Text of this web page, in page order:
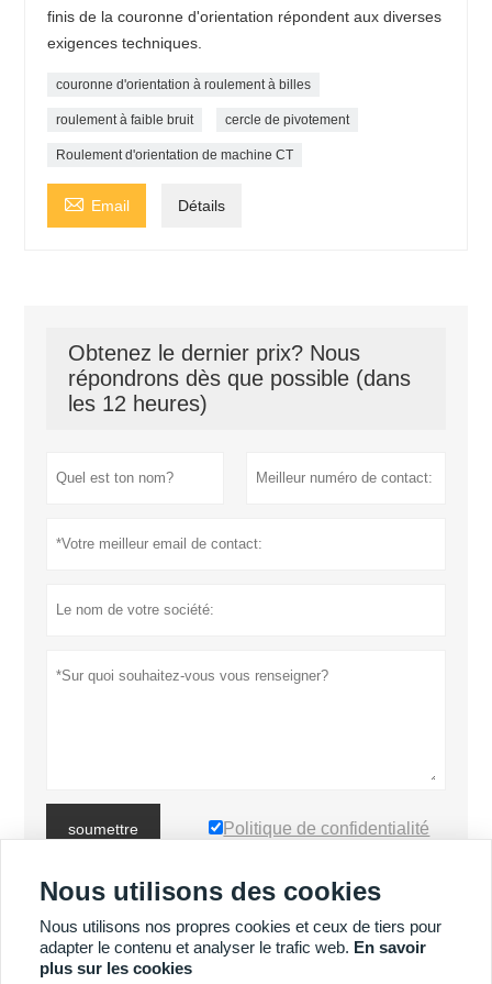
finis de la couronne d'orientation répondent aux diverses
exigences techniques.
couronne d'orientation à roulement à billes
roulement à faible bruit cercle de pivotement
Roulement d'orientation de machine CT
 Email Détails
Obtenez le dernier prix? Nous
répondrons dès que possible (dans
les 12 heures)
soumettre Politique de confidentialité
PLUS DE SERVICES
Nous utilisons des cookies
Nous utilisons nos propres cookies et ceux de tiers pour
adapter le contenu et analyser le trafic web. En savoir
plus sur les cookies